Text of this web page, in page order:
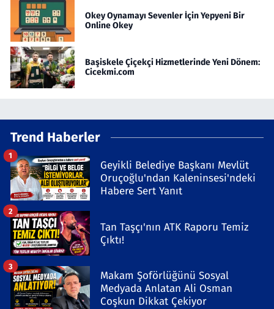
Okey Oynamayı Sevenler İçin Yepyeni Bir
Online Okey
Başiskele Çiçekçi Hizmetlerinde Yeni Dönem:
Cicekmi.com
Trend Haberler
Geyikli Belediye Başkanı Mevlüt
Oruçoğlu'ndan Kaleninsesi'ndeki
Habere Sert Yanıt
1
Tan Taşçı'nın ATK Raporu Temiz
Çıktı!
2
Makam Şoförlüğünü Sosyal
Medyada Anlatan Ali Osman
Coşkun Dikkat Çekiyor
3